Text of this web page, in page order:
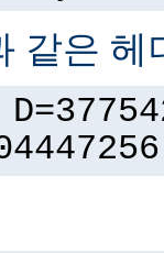
같은 헤